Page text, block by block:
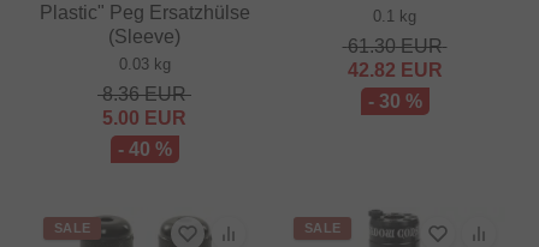
Plastic" Peg Ersatzhülse
(Sleeve)
0.03 kg
8.36EUR
5.00 EUR
- 40 %
0.1 kg
61.30EUR
42.82 EUR
- 30 %
SALE SALE